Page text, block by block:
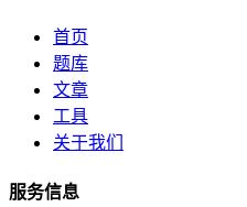
首页
题库
文章
工具
关于我们
服务信息